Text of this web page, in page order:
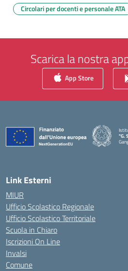
Circolari per docenti e personale ATA
Scarica la nostra
App Store
"G.
—
Link Esterni
MIUR
Ufficio Scolastico Regionale
Ufficio Scolastico Territoriale
Scuola in Chiaro
Iscrizioni On Line
Invalsi
Comune